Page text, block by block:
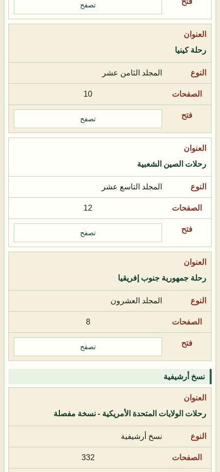
تصفح
رحلة كينيا
المجلد الثامن عشر
10
تصفح
رحلات الصين الشعبية
المجلد التاسع عشر
12
تصفح
رحلة جمهورية جنوب إفريقيا
المجلد العشرون
8
تصفح
نسخ أرشيفية
رحلات الولايات المتحدة الأمريكية - نسخة مفصلة
نسخ أرشيفية
332